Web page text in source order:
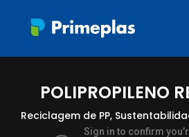
POLIPROPILENO
Reciclagem de PP,